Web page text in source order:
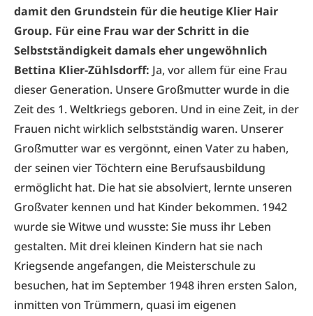
damit den Grundstein für die heutige Klier Hair
Group. Für eine Frau war der Schritt in die
Selbstständigkeit damals eher ungewöhnlich
Bettina Klier-Zühlsdorff: Ja, vor allem für eine Frau
dieser Generation. Unsere Großmutter wurde in die
Zeit des 1. Weltkriegs geboren. Und in eine Zeit, in der
Frauen nicht wirklich selbstständig waren. Unserer
Großmutter war es vergönnt, einen Vater zu haben,
der seinen vier Töchtern eine Berufsausbildung
ermöglicht hat. Die hat sie absolviert, lernte unseren
Großvater kennen und hat Kinder bekommen. 1942
wurde sie Witwe und wusste: Sie muss ihr Leben
gestalten. Mit drei kleinen Kindern hat sie nach
Kriegsende angefangen, die Meisterschule zu
besuchen, hat im September 1948 ihren ersten Salon,
inmitten von Trümmern, quasi im eigenen